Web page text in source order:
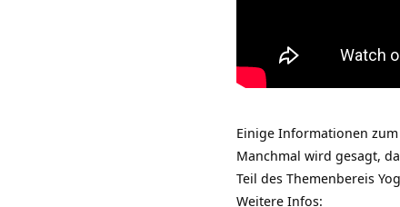
Einige Informationen
Manchmal wird gesagt,
Teil des Themenbereis
Weitere Infos: